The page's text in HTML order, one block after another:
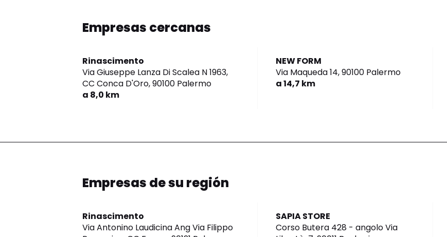
Empresas cercanas
Rinascimento
Via Giuseppe Lanza Di Scalea N 1963,
CC Conca D'Oro,90100 Palermo
a 8,0 km
NEW FORM
Via Maqueda 14,90100 Palermo
a 14,7 km
Empresas de su región
Rinascimento
Via Antonino Laudicina Ang Via Filippo
SAPIA STORE
Corso Butera 428 - angolo Via